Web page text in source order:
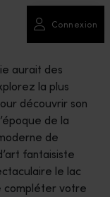
Connexion
aurait des
la plus
découvrir son
de la
de
fantaisiste
le lac
compléter votre